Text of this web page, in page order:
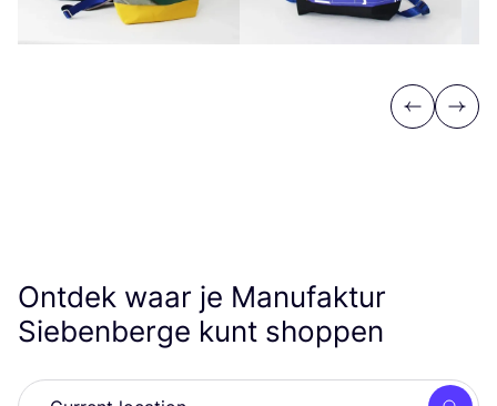
Previous
Next
Ontdek waar je Manufaktur
Siebenberge kunt shoppen